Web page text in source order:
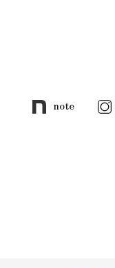
note